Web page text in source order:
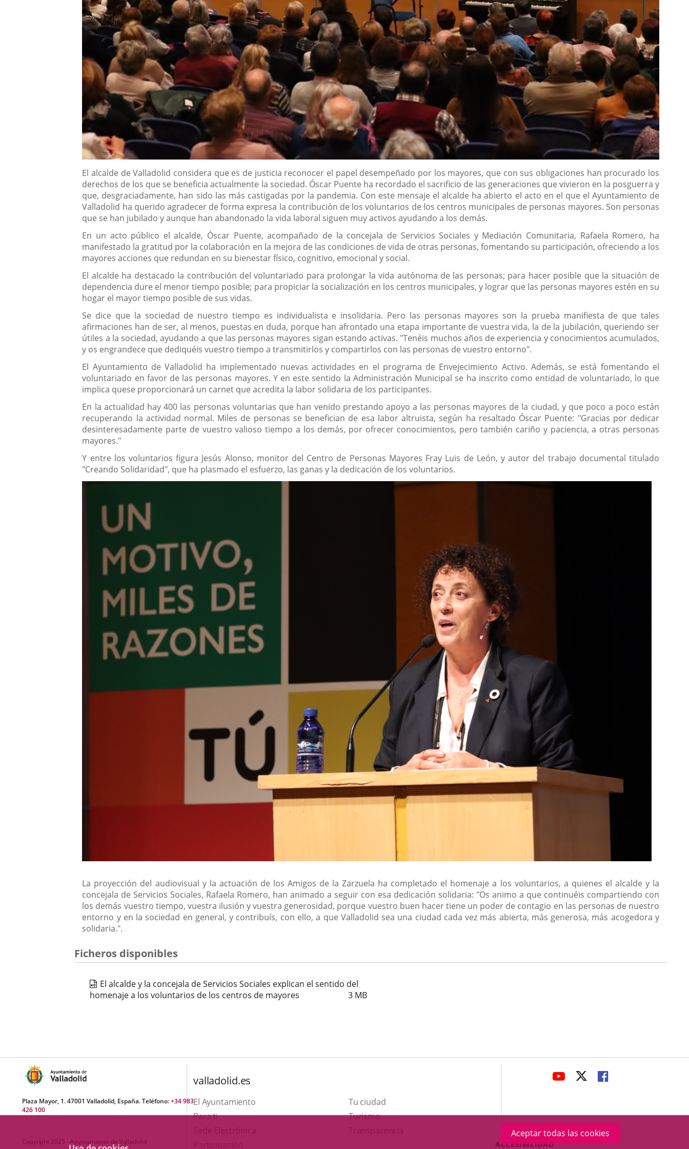
Aceptar todas las cookies
Descripción
El alcalde de Valladolid considera que es de justicia reconocer el papel desempeñado por los mayores, que con sus obligaciones han procurado los
derechos de los que se beneficia actualmente la sociedad. Óscar Puente ha recordado el sacrificio de las generaciones que vivieron en la posguerra y
que, desgraciadamente, han sido las más castigadas por la pandemia. Con este mensaje el alcalde ha abierto el acto en el que el Ayuntamiento de
Valladolid ha querido agradecer de forma expresa la contribución de los voluntarios de los centros municipales de personas mayores. Son personas
que se han jubilado y aunque han abandonado la vida laboral siguen muy activos ayudando a los demás.
En un acto público el alcalde, Óscar Puente, acompañado de la concejala de Servicios Sociales y Mediación Comunitaria, Rafaela Romero, ha
manifestado la gratitud por la colaboración en la mejora de las condiciones de vida de otras personas, fomentando su participación, ofreciendo a los
mayores acciones que redundan en su bienestar físico, cognitivo, emocional y social.
El alcalde ha destacado la contribución del voluntariado para prolongar la vida autónoma de las personas; para hacer posible que la situación de
dependencia dure el menor tiempo posible; para propiciar la socialización en los centros municipales, y lograr que las personas mayores estén en su
hogar el mayor tiempo posible de sus vidas.
Se dice que la sociedad de nuestro tiempo es individualista e insolidaria. Pero las personas mayores son la prueba manifiesta de que tales
afirmaciones han de ser, al menos, puestas en duda, porque han afrontado una etapa importante de vuestra vida, la de la jubilación, queriendo ser
útiles a la sociedad, ayudando a que las personas mayores sigan estando activas. "Tenéis muchos años de experiencia y conocimientos acumulados,
y os engrandece que dediquéis vuestro tiempo a transmitirlos y compartirlos con las personas de vuestro entorno".
El Ayuntamiento de Valladolid ha implementado nuevas actividades en el programa de Envejecimiento Activo. Además, se está fomentando el
voluntariado en favor de las personas mayores. Y en este sentido la Administración Municipal se ha inscrito como entidad de voluntariado, lo que
implica quese proporcionará un carnet que acredita la labor solidaria de los participantes.
En la actualidad hay 400 las personas voluntarias que han venido prestando apoyo a las personas mayores de la ciudad, y que poco a poco están
recuperando la actividad normal. Miles de personas se benefician de esa labor altruista, según ha resaltado Óscar Puente: "Gracias por dedicar
desinteresadamente parte de vuestro valioso tiempo a los demás, por ofrecer conocimientos, pero también cariño y paciencia, a otras personas
mayores."
Y entre los voluntarios figura Jesús Alonso, monitor del Centro de Personas Mayores Fray Luis de León, y autor del trabajo documental titulado
"Creando Solidaridad", que ha plasmado el esfuerzo, las ganas y la dedicación de los voluntarios.
La proyección del audiovisual y la actuación de los Amigos de la Zarzuela ha completado el homenaje a los voluntarios, a quienes el alcalde y la
concejala de Servicios Sociales, Rafaela Romero, han animado a seguir con esa dedicación solidaria: "Os animo a que continuéis compartiendo con
los demás vuestro tiempo, vuestra ilusión y vuestra generosidad, porque vuestro buen hacer tiene un poder de contagio en las personas de nuestro
entorno y en la sociedad en general, y contribuís, con ello, a que Valladolid sea una ciudad cada vez más abierta, más generosa, más acogedora y
solidaria.".
Ficheros disponibles
El alcalde y la concejala de Servicios Sociales explican el sentido del
homenaje a los voluntarios de los centros de mayores
3 MB
Plaza Mayor, 1. 47001 Valladolid, España. Teléfono:+34 983
426 100
Copyright 2025 - Ayuntamiento de Valladolid
valladolid.es
El Ayuntamiento
Tu ciudad
Para ti
TurismoEste
ENLACE
APLICACIÓN
EXTERNA.
ENLACE
APLICACIÓN
EXTERNA.
ENLACE
APLICACIÓN
EXTERNA.
Menú
ACCESIBILIDAD